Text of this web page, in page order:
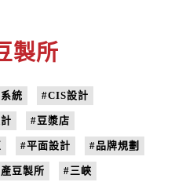
製所
統 #CIS設計
#豆漿店
#平面設計 #品牌規劃
豆製所 #三峽